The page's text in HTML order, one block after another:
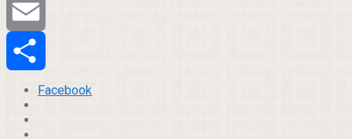
Tumblr
Email
Compartilhar
Facebook